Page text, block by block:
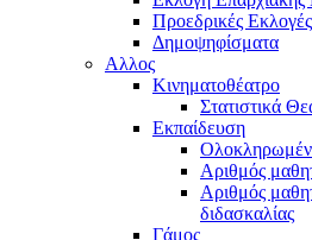
Προεδρικές Εκλογές
Δημοψηφίσματα
Αλλος
Κινηματοθέατρο
Στατιστικά
Εκπαίδευση
Αριθμός
Αριθμός
διδασκαλίας
Γάμος